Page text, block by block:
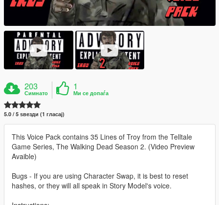
203
Симнато
1
Ми се допаѓа
5.0 / 5 ѕвезди (1 гласај)
This Voice Pack contains 35 Lines of Troy from the Telltale
Game Series, The Walking Dead Season 2. (Video Preview
Avaible)
Bugs - If you are using Character Swap, it is best to reset
hashes, or they will all speak in Story Model's voice.